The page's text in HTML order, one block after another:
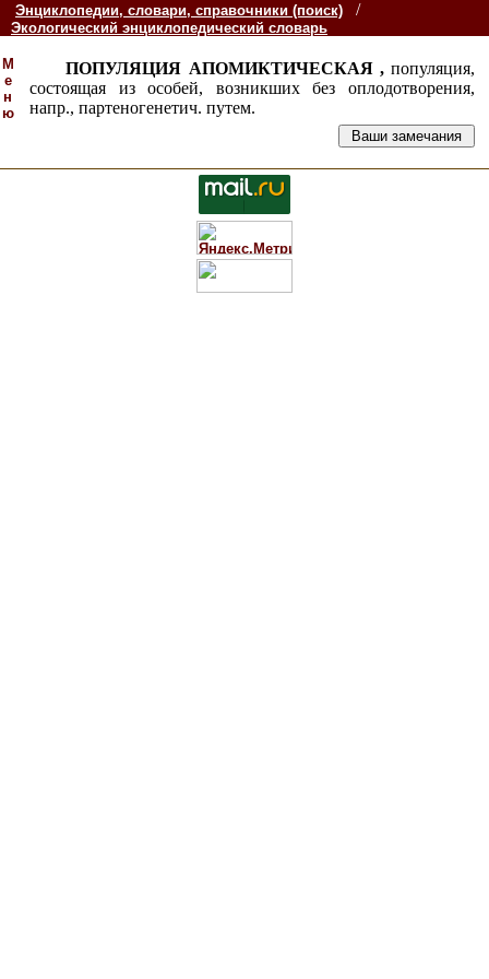
Энциклопедии, словари, справочники (поиск) /
Экологический энциклопедический словарь
М
е
н
ю
ПОПУЛЯЦИЯ АПОМИКТИЧЕСКАЯ , популяция,
состоящая из особей, возникших без оплодотворения,
напр., партеногенетич. путем.